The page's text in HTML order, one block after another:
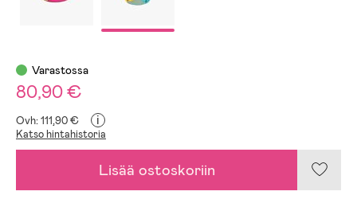
Varastossa
80,90 €
Ovh: 111,90 € i
Katso hintahistoria
Lisää ostoskoriin